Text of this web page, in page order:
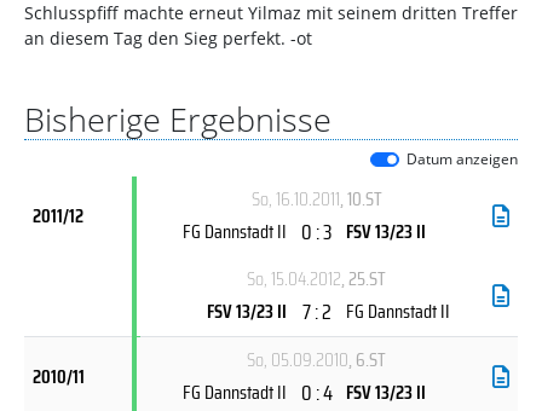
Schlusspfiff machte erneut Yilmaz mit seinem dritten Treffer
an diesem Tag den Sieg perfekt. -ot
Bisherige Ergebnisse
Datum anzeigen
2011/12
So, 16.10.2011, 10.ST
FG Dannstadt II 0 : 3 FSV 13/23 II
So, 15.04.2012, 25.ST
FSV 13/23 II 7 : 2 FG Dannstadt II
2010/11
So, 05.09.2010, 6.ST
FG Dannstadt II 0 : 4 FSV 13/23 II